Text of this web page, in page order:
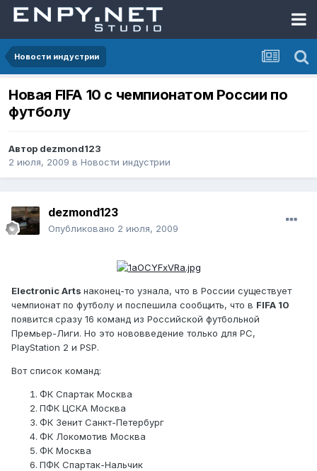
Новости индустрии
Новая FIFA 10 с чемпионатом России по
футболу
Автор dezmond123
2 июля, 2009 в Новости индустрии
dezmond123
Опубликовано 2 июля, 2009
Electronic Arts наконец-то узнала, что в России существует
чемпионат по футболу и поспешила сообщить, что в FIFA 10
появится сразу 16 команд из Российской футбольной
Премьер-Лиги. Но это нововведение только для PC,
PlayStation 2 и PSP.
Вот список команд:
ФК Спартак Москва
ПФК ЦСКА Москва
ФК Зенит Санкт-Петербург
ФК Локомотив Москва
ФК Москва
ПФК Спартак-Нальчик